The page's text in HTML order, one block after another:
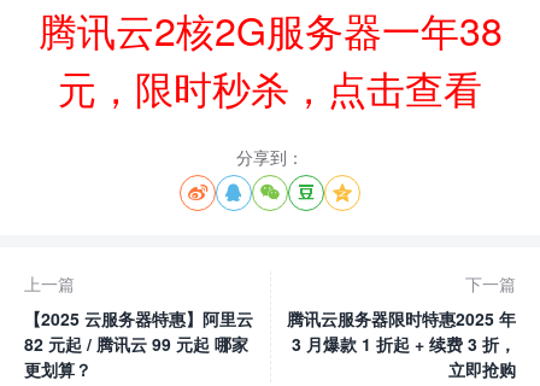
腾讯云2核2G服务器一年38
元，限时秒杀，点击查看
分享到：
    
上一篇
【2025 云服务器特惠】阿里云
82 元起 / 腾讯云 99 元起 哪家
更划算？
下一篇
腾讯云服务器限时特惠2025 年
3 月爆款 1 折起 + 续费 3 折，
立即抢购